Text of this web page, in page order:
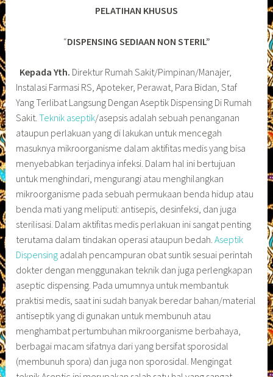
PELATIHAN KHUSUS
“DISPENSING SEDIAAN NON STERIL”
Kepada Yth. Direktur Rumah Sakit/Pimpinan/Manajer,
Instalasi Farmasi RS, Apoteker, Perawat, Para Bidan, Staf
Yang Terlibat Langsung Dengan Aseptik Dispensing Di Rumah
Sakit.Teknik aseptik/asepsis adalah sebuah penanganan
ataupun perlakuan yang di lakukan untuk mencegah
masuknya mikroorganisme dalam aktifitas medis yang bisa
menyebabkan terjadinya infeksi. Dalam hal ini bertujuan
untuk menghindari, mengurangi atau menghilangkan
mikroorganisme pada sebuah permukaan benda hidup atau
benda mati yang meliputi: antisepis, desinfeksi, dan juga
sterilisasi. Dalam aktifitas medis perlakuan ini sangat penting
terutama dalam tindakan operasi ataupun bedah.Aseptik
Dispensing adalah pencampuran obat suntik sesuai perintah
dokter dengan menggunakan teknik dan juga perlengkapan
aseptic dispensing. Pada umumnya untuk membantuk
praktisi medis, saat ini sudah banyak beredar bahan/material
antiseptik yang di gunakan untuk membunuh atau
menghambat pertumbuhan mikroorganisme berbahaya,
berbagai macam sifatnya dari yang bersifat sporosidal
(membunuh spora) dan juga non sporosidal. Mengingat